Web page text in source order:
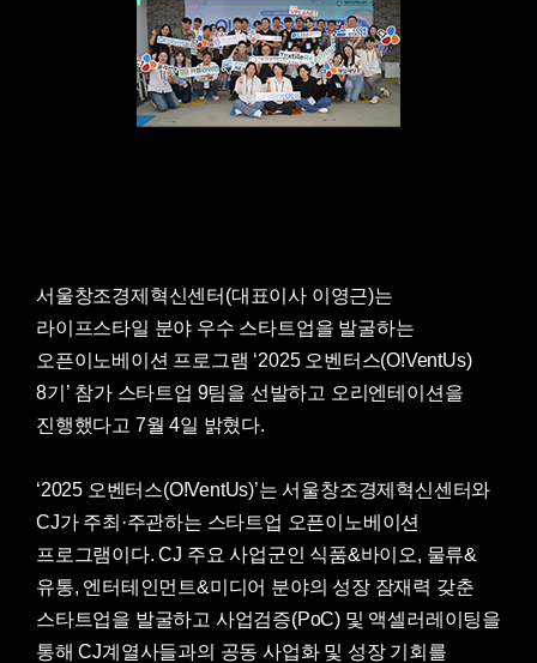
서울창조경제혁신센터(대표이사 이영근)는
라이프스타일 분야 우수 스타트업을 발굴하는
오픈이노베이션 프로그램 ‘2025 오벤터스(O!VentUs)
8기’ 참가 스타트업 9팀을 선발하고 오리엔테이션을
진행했다고 7월 4일 밝혔다.
‘2025 오벤터스(O!VentUs)’는 서울창조경제혁신센터와
CJ가 주최·주관하는 스타트업 오픈이노베이션
프로그램이다. CJ 주요 사업군인 식품&바이오, 물류&
유통, 엔터테인먼트&미디어 분야의 성장 잠재력 갖춘
스타트업을 발굴하고 사업검증(PoC) 및 액셀러레이팅을
통해 CJ계열사들과의 공동 사업화 및 성장 기회를